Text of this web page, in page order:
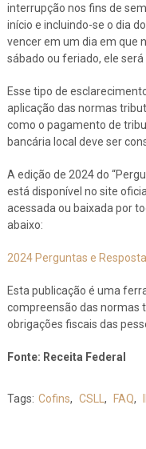
interrupção nos fins de
início e incluindo-se o dia
vencer em um dia em que
sábado ou feriado, ele
Esse tipo de
aplicação das normas
como o pagamento de
bancária local deve ser
A edição de 2024 do
está disponível no site
acessada ou baixada por
abaixo:
2024 Perguntas e
Esta publicação é uma
compreensão das normas
obrigações fiscais das
Fonte: Receita Federal
Tags: Cofins, CSLL , FAQ,